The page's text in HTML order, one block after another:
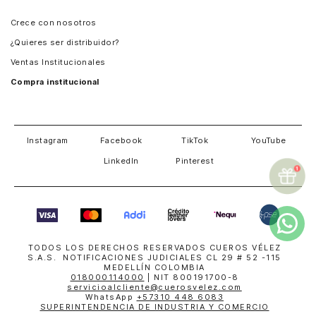
Crece con nosotros
¿Quieres ser distribuidor?
Ventas Institucionales
Compra institucional
Instagram Facebook TikTok YouTube
LinkedIn Pinterest
TODOS LOS DERECHOS RESERVADOS CUEROS VÉLEZ
S.A.S. NOTIFICACIONES JUDICIALES CL 29 # 52 -115
MEDELLÍN COLOMBIA
018000114000
| NIT 800191700-8
servicioalcliente@cuerosvelez.com
WhatsApp +57310 448 6083
SUPERINTENDENCIA DE INDUSTRIA Y COMERCIO